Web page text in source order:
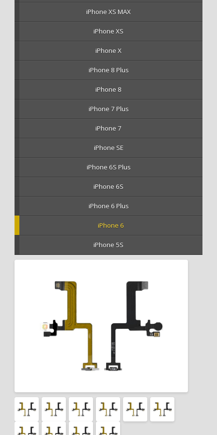
iPhone XS MAX
iPhone XS
iPhone X
iPhone 8 Plus
iPhone 8
iPhone 7 Plus
iPhone 7
iPhone SE
iPhone 6S Plus
iPhone 6S
iPhone 6 Plus
iPhone 6
iPhone 5S